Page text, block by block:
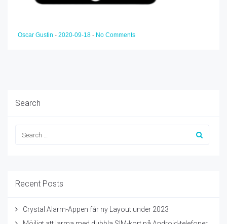
Oscar Gustin - 2020-09-18 - No Comments
Search
Recent Posts
Crystal Alarm-Appen får ny Layout under 2023